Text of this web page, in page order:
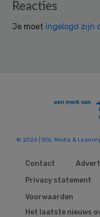
Reader
Reacties
Je moet ingelogd zijn
© 2026 | BSL Media &
Contact
Privacy statement
Voorwaarden
Het laatste nieuws